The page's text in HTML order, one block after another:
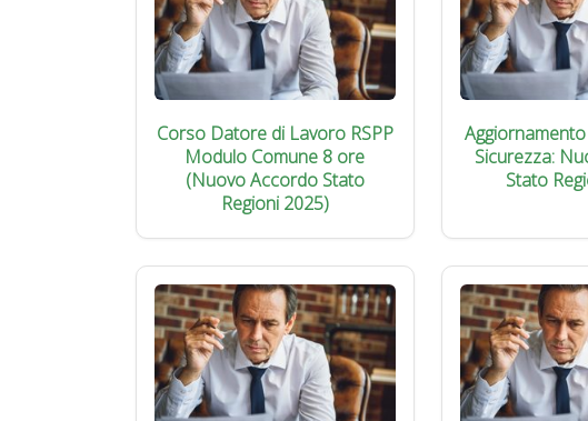
Corso Datore di Lavoro RSPP
Modulo Comune 8 ore
(Nuovo Accordo Stato
Regioni 2025)
Sicurezza:
Stato